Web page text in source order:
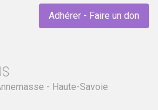
Adhérer - Faire un don
- Haute-Savoie